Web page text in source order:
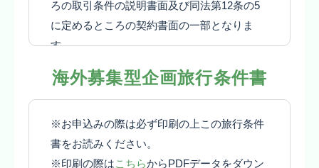
ろの取引条件の説明書面及び同法第12条の5
に定めるところの契約書面の一部となりま
す。
(1) この旅行は関西教育旅行株式会社（以
施する旅行であり、この旅行に参加されるお
客様は当社と募集型企画旅行契約（以下、
「旅行契約」といいます。）を締結すること
海外募集型企画旅行条件書
※お申込みの際は必ず印刷の上この旅行条件
書をお読みください。
※印刷の際はこちらからPDFデータをダウン